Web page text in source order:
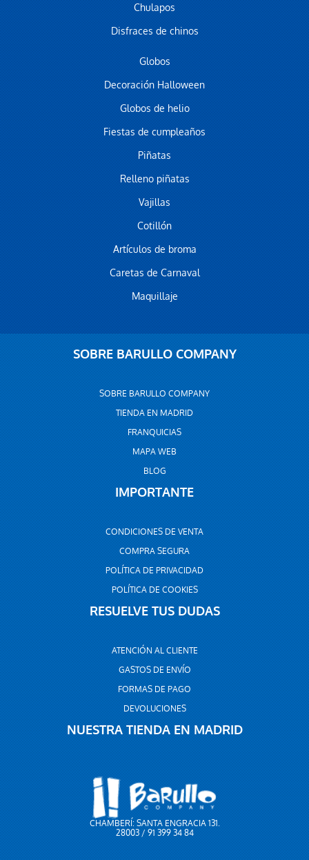
Chulapos
Disfraces de chinos
Globos
Decoración Halloween
Globos de helio
Fiestas de cumpleaños
Piñatas
Relleno piñatas
Vajillas
Cotillón
Artículos de broma
Caretas de Carnaval
Maquillaje
SOBRE BARULLO COMPANY
SOBRE BARULLO COMPANY
TIENDA EN MADRID
FRANQUICIAS
MAPA WEB
BLOG
IMPORTANTE
CONDICIONES DE VENTA
COMPRA SEGURA
POLÍTICA DE PRIVACIDAD
POLÍTICA DE COOKIES
RESUELVE TUS DUDAS
ATENCIÓN AL CLIENTE
GASTOS DE ENVÍO
FORMAS DE PAGO
DEVOLUCIONES
NUESTRA TIENDA EN MADRID
CHAMBERÍ: SANTA ENGRACIA 131.
28003 / 91 399 34 84